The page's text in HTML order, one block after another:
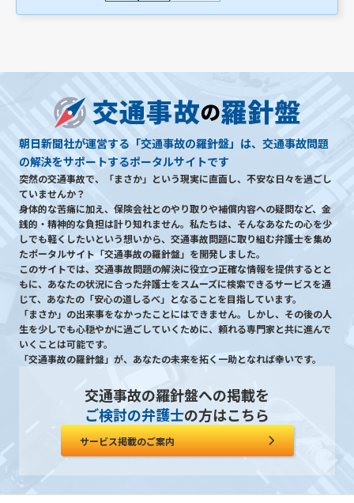
朝日新聞社が運営する「交通事故の羅針盤」は、交通事故問題
の解決をサポートするポータルサイトです
突然の交通事故で、「まさか」という現実に直面し、不安な日々を過ごし
ていませんか？
身体的な苦痛に加え、保険会社とのやり取りや補償内容への疑問など、金
銭的・精神的な負担は計り知れません。私たちは、そんなあなたの心を少
しでも軽くしたいという想いから、交通事故問題に取り組む弁護士を集め
たポータルサイト「交通事故の羅針盤」を開発しました。
このサイトでは、交通事故問題の解決に役立つ正確な情報を提供するとと
もに、あなたの状況に合った弁護士をスムーズに検索できるサービスを通
じて、あなたの「安心の道しるべ」となることを目指しています。
「まさか」の出来事をなかったことにはできません。しかし、その後の人
生を少しでも心穏やかに過ごしていくために、頼れる専門家と共に進んで
いくことは可能です。
「交通事故の羅針盤」が、あなたの未来を拓く一助となれば幸いです。
交通事故の羅針盤への掲載を
ご検討の弁護士の方はこちら
サービス掲載のご案内